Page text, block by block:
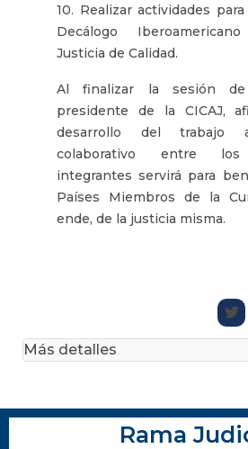
10. Realizar actividades
Decálogo
Justicia de Calidad.
Al finalizar la sesión
presidente de la CICAJ,
desarrollo del trabajo
colaborativo entre los
integrantes servirá para
Países Miembros de la
ende, de la justicia misma.
Más detalles
Rama